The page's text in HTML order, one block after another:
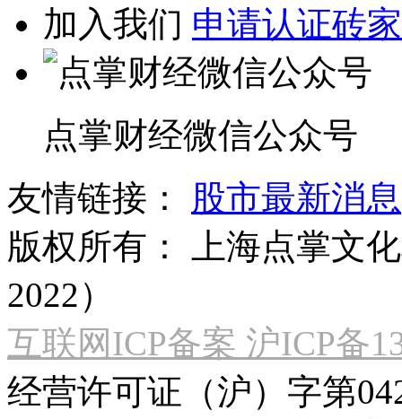
加入我们 申请认证砖家
点掌财经微信公众号
友情链接：
股市最新消息
版权所有：
上海点掌文
2022）
互联网ICP备案 沪ICP备
经营许可证（沪）字第